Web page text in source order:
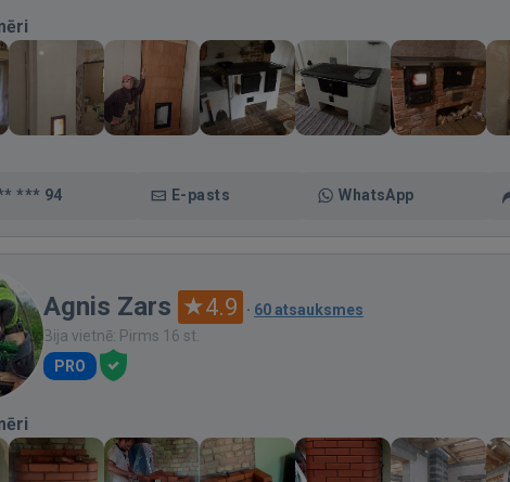
*** 94 E-pasts WhatsApp
Agnis Zars 4.9 · 60 atsauksmes
Bija vietnē: Pirms 16 st.
PRO